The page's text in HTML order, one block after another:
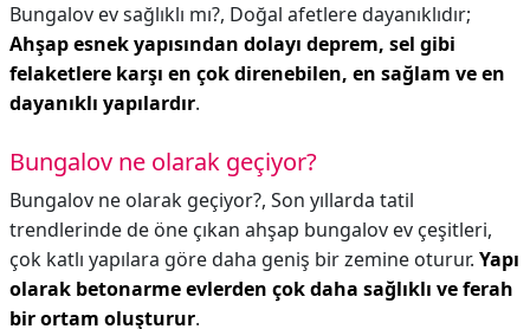
Bungalov ev sağlıklı mı?, Doğal afetlere dayanıklıdır;
Ahşap esnek yapısından dolayı deprem, sel gibi
felaketlere karşı en çok direnebilen, en sağlam ve en
dayanıklı yapılardır.
Bungalov ne olarak geçiyor?
Bungalov ne olarak geçiyor?, Son yıllarda tatil
trendlerinde de öne çıkan ahşap bungalov ev çeşitleri,
çok katlı yapılara göre daha geniş bir zemine oturur. Yapı
olarak betonarme evlerden çok daha sağlıklı ve ferah
bir ortam oluşturur.